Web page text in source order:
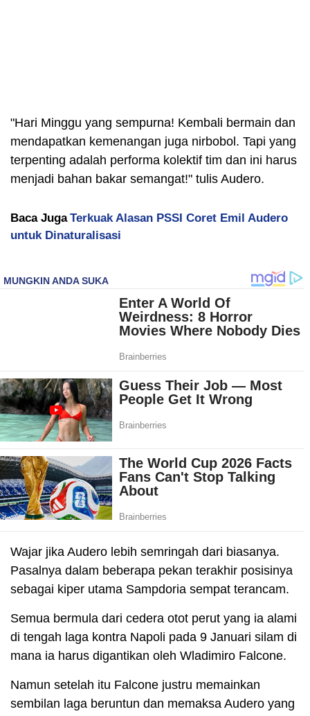
"Hari Minggu yang sempurna! Kembali bermain dan
mendapatkan kemenangan juga nirbobol. Tapi yang
terpenting adalah performa kolektif tim dan ini harus
menjadi bahan bakar semangat!" tulis Audero.
Baca Juga Terkuak Alasan PSSI Coret Emil Audero
untuk Dinaturalisasi
Wajar jika Audero lebih semringah dari biasanya.
Pasalnya dalam beberapa pekan terakhir posisinya
sebagai kiper utama Sampdoria sempat terancam.
Semua bermula dari cedera otot perut yang ia alami
di tengah laga kontra Napoli pada 9 Januari silam di
mana ia harus digantikan oleh Wladimiro Falcone.
Namun setelah itu Falcone justru memainkan
sembilan laga beruntun dan memaksa Audero yang